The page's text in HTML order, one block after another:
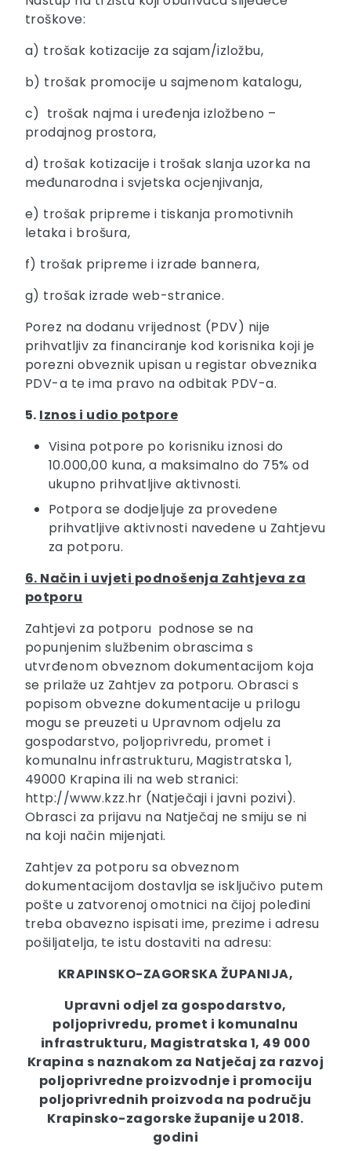
troškove:
a) trošak kotizacije za sajam/izložbu,
b) trošak promocije u sajmenom katalogu,
c) trošak najma i uređenja izložbeno –
prodajnog prostora,
d) trošak kotizacije i trošak slanja uzorka na
međunarodna i svjetska ocjenjivanja,
e) trošak pripreme i tiskanja promotivnih
letaka i brošura,
f) trošak pripreme i izrade bannera,
g) trošak izrade web-stranice.
Porez na dodanu vrijednost (PDV) nije
prihvatljiv za financiranje kod korisnika koji je
porezni obveznik upisan u registar obveznika
PDV-a te ima pravo na odbitak PDV-a.
5. Iznos i udio potpore
Visina potpore po korisniku iznosi do
10.000,00 kuna, a maksimalno do 75% od
ukupno prihvatljive aktivnosti.
Potpora se dodjeljuje za provedene
prihvatljive aktivnosti navedene u Zahtjevu
za potporu.
6. Način i uvjeti podnošenja Zahtjeva za
potporu
Zahtjevi za potporu podnose se na
popunjenim službenim obrascima s
utvrđenom obveznom dokumentacijom koja
se prilaže uz Zahtjev za potporu. Obrasci s
popisom obvezne dokumentacije u prilogu
mogu se preuzeti u Upravnom odjelu za
gospodarstvo, poljoprivredu, promet i
komunalnu infrastrukturu, Magistratska 1,
49000 Krapina ili na web stranici:
http://www.kzz.hr (Natječaji i javni pozivi).
Obrasci za prijavu na Natječaj ne smiju se ni
na koji način mijenjati.
Zahtjev za potporu sa obveznom
dokumentacijom dostavlja se isključivo putem
pošte u zatvorenoj omotnici na čijoj poleđini
treba obavezno ispisati ime, prezime i adresu
pošiljatelja, te istu dostaviti na adresu:
KRAPINSKO-ZAGORSKA ŽUPANIJA,
Upravni odjel za gospodarstvo,
poljoprivredu, promet i komunalnu
infrastrukturu, Magistratska 1, 49 000
Krapina s naznakom za Natječaj za razvoj
poljoprivredne proizvodnje i promociju
poljoprivrednih proizvoda na području
Krapinsko-zagorske županije u 2018.
godini